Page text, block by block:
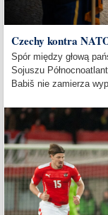
Czechy kontra
Spór między głową
Sojuszu
Babiš nie zamierza